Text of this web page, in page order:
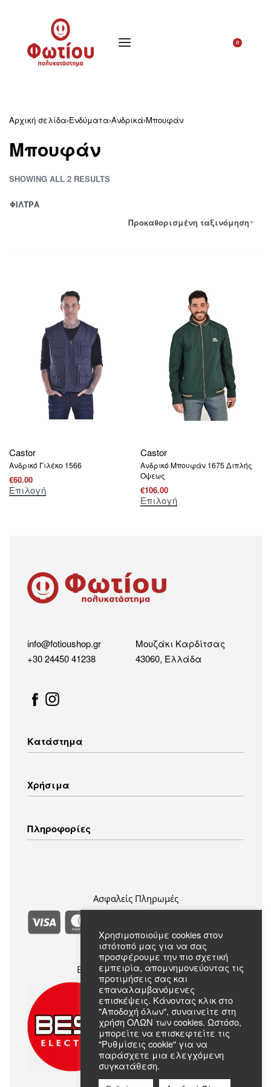
0
Αρχική σελίδα›Ενδύματα›Ανδρικά›Μπουφάν
Μπουφάν
SHOWING ALL 2 RESULTS
Προκαθορισμένη ταξινόμηση
ΦΙΛΤΡΑ
Castor
Ανδρικό Γιλέκο 1566
€60.00
Επιλογή
Castor
Ανδρικό Μπουφάν 1675 Διπλής
Όψεως
€106.00
Επιλογή
info@fotioushop.gr
+30 24450 41238
Μουζάκι Καρδίτσας
43060, Ελλάδα
Κατάστημα
Οικιακός Εξοπλισμός
Ενδύματα
Χρήσιμα
Τρόποι Πληρωμής
Πληροφορίες
Ασφαλείς Πληρωμές
Επίσημο Μέλος Best Electric
Χρησιμοποιούμε cookies στον
ιστότοπό μας για να σας
προσφέρουμε την πιο σχετική
εμπειρία, απομνημονεύοντας τις
προτιμήσεις σας και
επαναλαμβανόμενες
επισκέψεις. Κάνοντας κλικ στο
"Αποδοχή όλων", συναινείτε στη
χρήση ΟΛΩΝ των cookies. Ωστόσο,
μπορείτε να επισκεφτείτε τις
"Ρυθμίσεις cookie" για να
παράσχετε μια ελεγχόμενη
συγκατάθεση.